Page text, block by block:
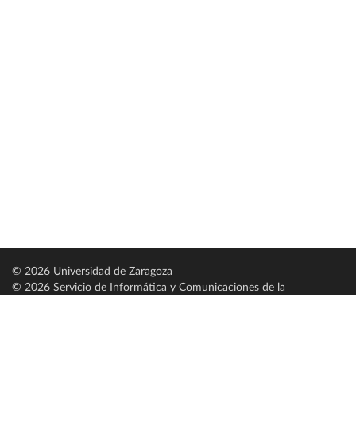
© 2026 Universidad de Zaragoza
© 2026 Servicio de Informática y Comunicaciones de la